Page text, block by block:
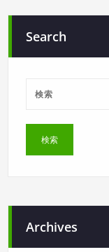
Search
Archives